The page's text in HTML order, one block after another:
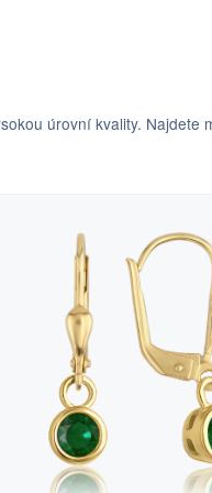
úrovní kvality. Najdete